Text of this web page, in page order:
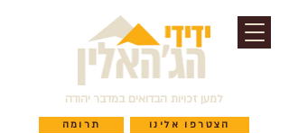
למען זכויות הבדואים במדבר יהודה
תרומה הצטרפו אלינו